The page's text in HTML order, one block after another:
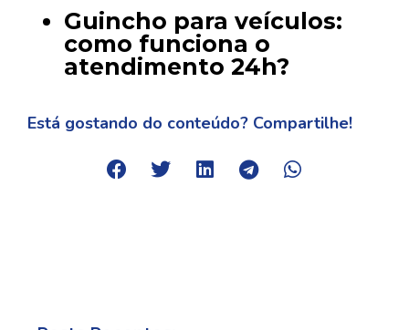
Guincho para veículos:
como funciona o
atendimento 24h?
Está gostando do conteúdo? Compartilhe!